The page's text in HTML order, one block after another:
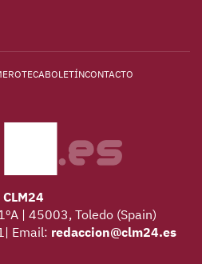
BOLETÍNCONTACTO
CLM24
| 45003, Toledo (Spain)
Email: redaccion@clm24.es